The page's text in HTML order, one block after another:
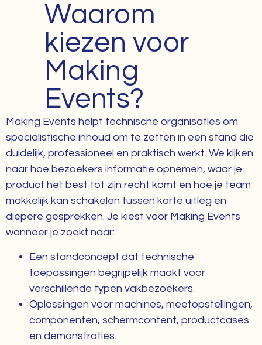
Waarom
kiezen voor
Making
Events?
Making Events helpt technische organisaties om
specialistische inhoud om te zetten in een stand die
duidelijk, professioneel en praktisch werkt. We kijken
naar hoe bezoekers informatie opnemen, waar je
product het best tot zijn recht komt en hoe je team
makkelijk kan schakelen tussen korte uitleg en
diepere gesprekken. Je kiest voor Making Events
wanneer je zoekt naar:
Een standconcept dat technische
toepassingen begrijpelijk maakt voor
verschillende typen vakbezoekers.
Oplossingen voor machines, meetopstellingen,
componenten, schermcontent, productcases
en demonstraties.